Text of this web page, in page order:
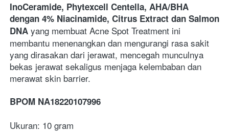
InoCeramide, Phytexcell Centella, AHA/BHA
dengan 4% Niacinamide, Citrus Extract dan Salmon
DNA yang membuat Acne Spot Treatment ini
membantu menenangkan dan mengurangi rasa sakit
yang dirasakan dari jerawat, mencegah munculnya
bekas jerawat sekaligus menjaga kelembaban dan
merawat skin barrier.
BPOM NA18220107996
Ukuran: 10 gram